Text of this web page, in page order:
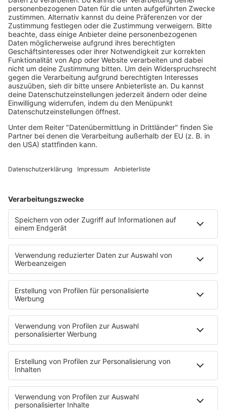
mehr lesen
IMAGO / Avalon.red
04.08.2026
Oasis-Doku kommt am 9. September
in die Kinos
Der Start von "Don't Look Back in Anger" wurde
einen Tag nach vorne verschoben. Was können
die Fans von der Doku erwarten? Und wo könnt
ihr den Film später streamen?
mehr lesen
IMAGO / TT